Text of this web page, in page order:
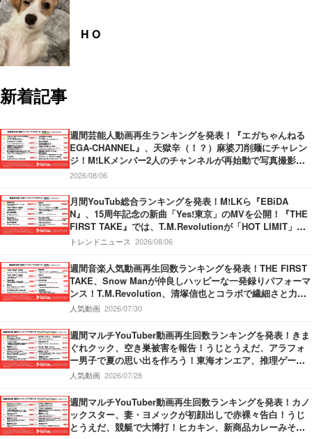
H O
新着記事
週間芸能人動画再生ランキングを発表！『エガちゃんねる
EGA-CHANNEL』、天獄辛（！？）麻婆刀削麺にチャレン
ジ！M!LKメンバー2人のチャンネルが再始動で写真撮影！
『中田敦彦のYouTube大学 – NAKATA UNIVERSITY』、日
2026/08/06
月間YouTub総合ランキングを発表！M!LKら『EBiDA
N』、15周年記念の新曲「Yes!東京」のMVを公開！『THE
FIRST TAKE』では、T.M.Revolutionが「HOT LIMIT」を
披露！『SixTONES』新曲「マイオンリー」のMVを公開！
トレンドニュース 2026/08/06
週間音楽人気動画再生回数ランキングを発表！THE FIRST
TAKE、Snow Manが仲良しハッピーな一発録りパフォーマ
ンス！T.M.Revolution、清塚信也とコラボで繊細さと力強
さ持ったパフォーマンスを披露！Vaundy、甲子園応援ソン
人気動画 2026/07/30
週間マルチYouTuber動画再生回数ランキングを発表！きま
ぐれクック、空き巣被害を報告！うじとうえだ、アラフォ
ー男子で夏の思い出を作ろう！東海オンエア、推理ゲーム
でミラクル勃発！
人気動画 2026/07/28
週間マルチYouTuber動画再生回数ランキングを発表！カノ
ックスター、妻・ヨメックが初顔出しで赤裸々告白！うじ
とうえだ、競艇で大博打！ヒカキン、新商品カレーみそき